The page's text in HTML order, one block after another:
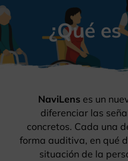
CONOCE EL ZOO
NUESTROS PROGRAMAS
EDUCACIÓN
CONTACTO
VISITAS
¿Qué
NaviLens es un
diferenciar las
concretos. Cada una
forma auditiva, en qué
situación de la